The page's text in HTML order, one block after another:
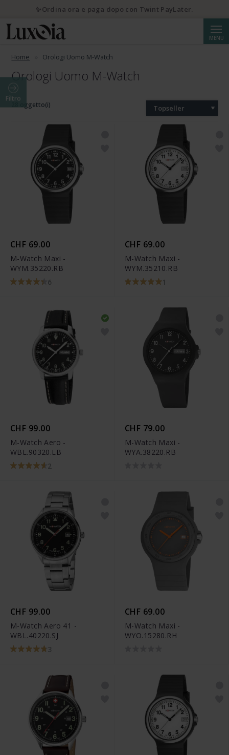
MENU
Home Orologi Uomo M-Watch
Orologi Uomo M-Watch
Filtro
28 oggetto(i) Topseller
CHF 69.00
M-Watch Maxi -
WYM.35220.RB
6
CHF 69.00
M-Watch Maxi -
WYM.35210.RB
1
CHF 99.00
M-Watch Aero -
WBL.90320.LB
2
CHF 79.00
M-Watch Maxi -
WYA.38220.RB
CHF 99.00
M-Watch Aero 41 -
WBL.40220.SJ
3
CHF 69.00
M-Watch Maxi -
WYO.15280.RH
✨Ordina ora e paga dopo con Twint PayLater.